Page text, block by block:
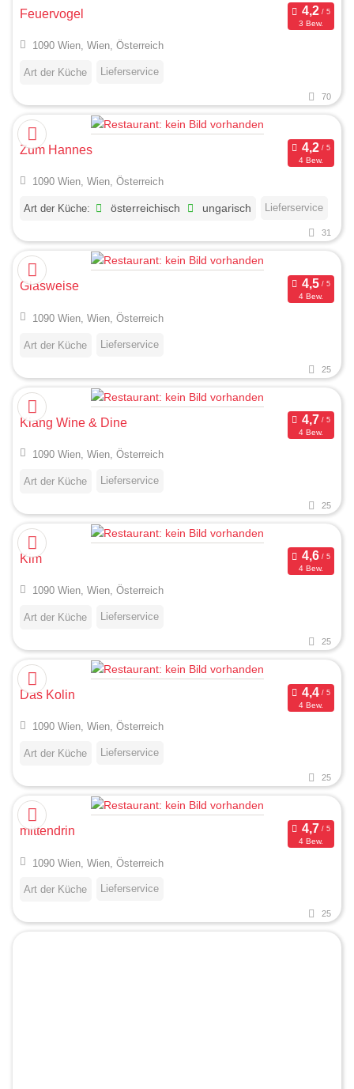
Feuervogel
3 Bew.
1090 Wien, Wien, Österreich
Art der Küche Lieferservice
70
Zum Hannes
4 Bew.
1090 Wien, Wien, Österreich
Art der Küche: österreichisch ungarisch Lieferservice
31
Glasweise
4 Bew.
1090 Wien, Wien, Österreich
Art der Küche Lieferservice
25
Kiang Wine & Dine
4 Bew.
1090 Wien, Wien, Österreich
Art der Küche Lieferservice
25
Kim
4 Bew.
1090 Wien, Wien, Österreich
Art der Küche Lieferservice
25
Das Kolin
4 Bew.
1090 Wien, Wien, Österreich
Art der Küche Lieferservice
25
mittendrin
4 Bew.
1090 Wien, Wien, Österreich
Art der Küche Lieferservice
25